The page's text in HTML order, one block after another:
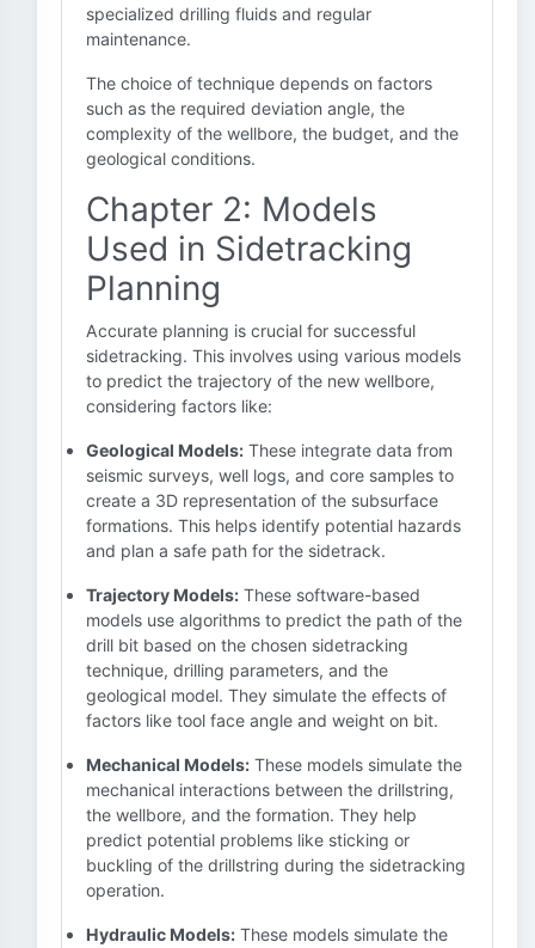
specialized drilling fluids and regular
maintenance.
The choice of technique depends on factors
such as the required deviation angle, the
complexity of the wellbore, the budget, and the
geological conditions.
Chapter 2: Models
Used in Sidetracking
Planning
Accurate planning is crucial for successful
sidetracking. This involves using various models
to predict the trajectory of the new wellbore,
considering factors like:
Geological Models: These integrate data from
seismic surveys, well logs, and core samples to
create a 3D representation of the subsurface
formations. This helps identify potential hazards
and plan a safe path for the sidetrack.
Trajectory Models: These software-based
models use algorithms to predict the path of the
drill bit based on the chosen sidetracking
technique, drilling parameters, and the
geological model. They simulate the effects of
factors like tool face angle and weight on bit.
Mechanical Models: These models simulate the
mechanical interactions between the drillstring,
the wellbore, and the formation. They help
predict potential problems like sticking or
buckling of the drillstring during the sidetracking
operation.
Hydraulic Models: These models simulate the